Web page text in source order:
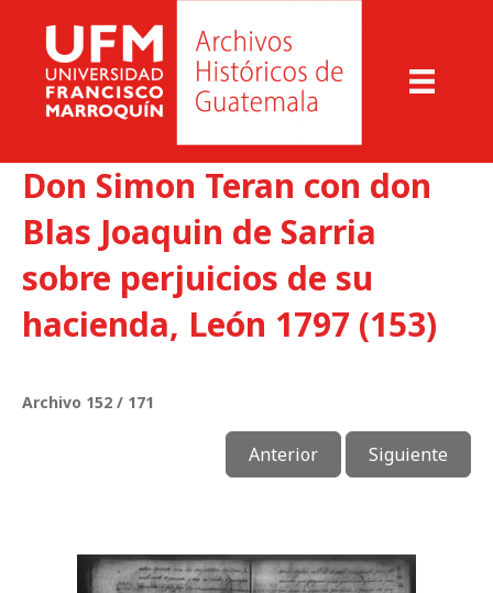
Don Simon Teran con don
Blas Joaquin de Sarria
sobre perjuicios de su
hacienda, León 1797 (153)
Archivo 152 / 171
Anterior Siguiente